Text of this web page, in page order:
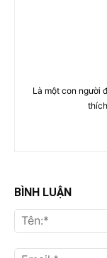
Là một con người
BÌNH LUẬN